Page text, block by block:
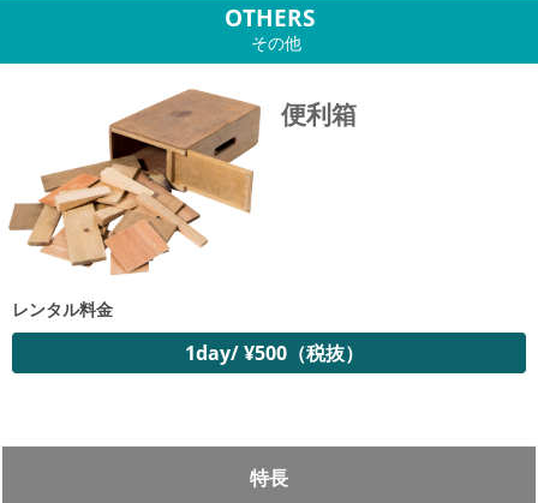
OTHERS
その他
便利箱
レンタル料金
1day/ ¥500（税抜）
特長